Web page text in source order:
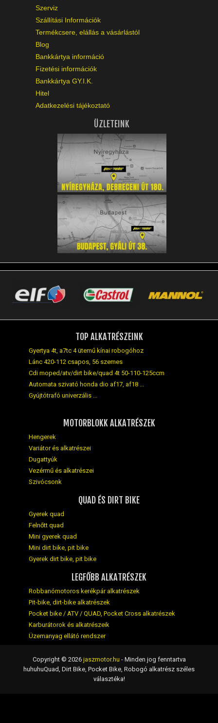
Szerviz
Szállítási Információk
Termékcsere, elállás a vásárlástól
Blog
Bankkártya információ
Fizetési információk
Bankkártya GY.I.K.
Hitel
Adatkezelési tájékoztató
ÜZLETEINK
TOP ALKATRÉSZEINK
Gyertya 4t, a7tc 4 ütemű kínai robogóhoz
Lánc 420-112 csapos, 56 szemes
Cdi moped/atv/dirt bike/quad 4t 50-110-125ccm
Automata szivató honda dio af17, af18 ...
Gyújtótrafó univerzális ...
MOTORBLOKK ALKATRÉSZEK
Hengerek
Variátor és alkatrészei
Dugattyúk
Vezérmű és alkatrészei
Szivócsonk
QUAD ÉS DIRT BIKE
Gyerek quad
Felnőtt quad
Mini gyerek quad
Mini dirt bike, pit bike
Gyerek dirt bike, pit bike
LEGFŐBB ALKATRÉSZEK
Robbanómotoros kerékpár alkatrészek
Pit-bike, dirt-bike alkatrészek
Pocket bike / ATV / QUAD, Pocket Cross alkatrészek
Karburátorok és alkatrészeik
Üzemanyag ellátó rendszer
Copyright © 2026 jaszmotor.hu - Minden jog fenntartva
huhuhuQuad, Dirt Bike, Pocket Bike, Robogó alkatrész széles
választéka!